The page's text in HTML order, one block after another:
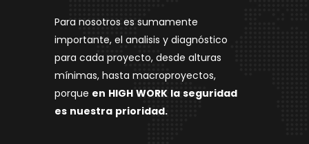
Para nosotros es sumamente
importante, el analisis y diagnóstico
para cada proyecto, desde alturas
mínimas, hasta macroproyectos,
porque en HIGH WORK la seguridad
es nuestra prioridad.